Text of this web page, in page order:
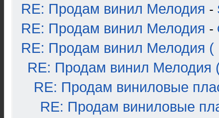
RE: Продам винил Мелодия -
RE: Продам винил Мелодия -
RE: Продам винил Мелодия (
RE: Продам винил Мелодия
RE: Продам виниловые
RE: Продам виниловые